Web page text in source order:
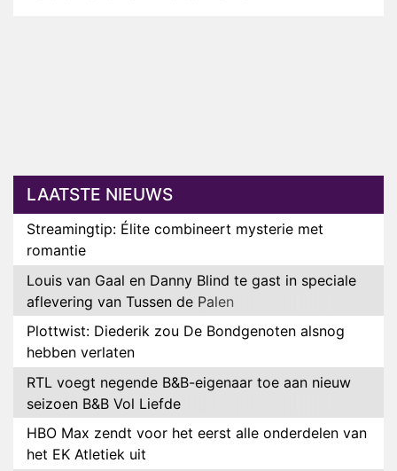
LAATSTE NIEUWS
Streamingtip: Élite combineert mysterie met
romantie
Louis van Gaal en Danny Blind te gast in speciale
aflevering van Tussen de Palen
Plottwist: Diederik zou De Bondgenoten alsnog
hebben verlaten
RTL voegt negende B&B-eigenaar toe aan nieuw
seizoen B&B Vol Liefde
HBO Max zendt voor het eerst alle onderdelen van
het EK Atletiek uit